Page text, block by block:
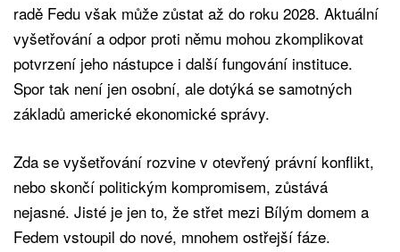
radě Fedu však může zůstat až do roku 2028. Aktuální
vyšetřování a odpor proti němu mohou zkomplikovat
potvrzení jeho nástupce i další fungování instituce.
Spor tak není jen osobní, ale dotýká se samotných
základů americké ekonomické správy.
Zda se vyšetřování rozvine v otevřený právní konflikt,
nebo skončí politickým kompromisem, zůstává
nejasné. Jisté je jen to, že střet mezi Bílým domem a
Fedem vstoupil do nové, mnohem ostřejší fáze.